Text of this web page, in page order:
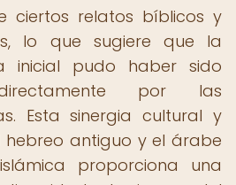
ciertos relatos bíblicos y
lo que sugiere que la
inicial pudo haber sido
por las
Esta sinergia cultural y
hebreo antiguo y el árabe
proporciona una